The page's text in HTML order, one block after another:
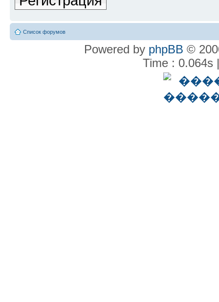
Список форумов
Powered by phpBB ©
Time : 0.064s